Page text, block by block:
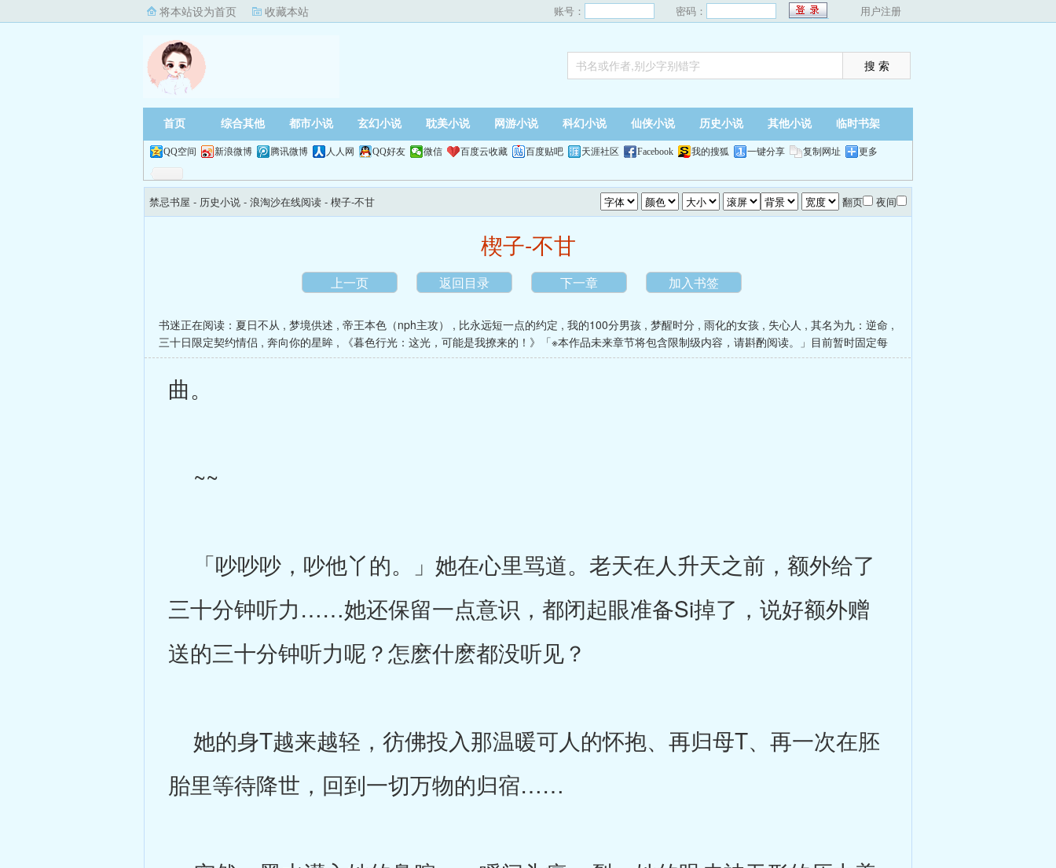
将本站设为首页 收藏本站 账号： 密码： 用户注册
首页 综合其他 都市小说 玄幻小说 耽美小说 网游小说 科幻小说 仙侠小说 历史小说 其他小说 临时书架
QQ空间 新浪微博 腾讯微博 人人网 QQ好友 微信 百度云收藏 百度贴吧 天涯社区 Facebook 我的搜狐 一键分享 复制网址 更多
禁忌书屋 - 历史小说 - 浪淘沙在线阅读 - 楔子-不甘 翻页 夜间
楔子-不甘
上一页 返回目录 下一章 加入书签
书迷正在阅读： 夏日不从 , 梦境供述 , 帝王本色（nph主攻） , 比永远短一点的约定 , 我的100分男孩 , 梦醒时分 , 雨化的女孩 , 失心人 , 其名为九：逆命 ,
三十日限定契约情侣 , 奔向你的星眸 , 《暮色行光：这光，可能是我撩来的！》「※本作品未来章节将包含限制级内容，请斟酌阅读。」目前暂时固定每
曲。
~~
「吵吵吵，吵他丫的。」她在心里骂道。老天在人升天之前，额外给了
三十分钟听力……她还保留一点意识，都闭起眼准备Si掉了，说好额外赠
送的三十分钟听力呢？怎麽什麽都没听见？
她的身T越来越轻，彷佛投入那温暖可人的怀抱、再归母T、再一次在胚
胎里等待降世，回到一切万物的归宿……